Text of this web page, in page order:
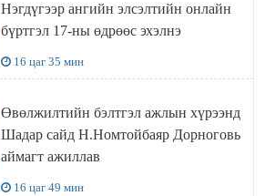
Нэгдүгээр ангийн элсэлтийн онлайн
бүртгэл 17-ны өдрөөс эхэлнэ
16 цаг 35 мин
Өвөлжилтийн бэлтгэл ажлын хүрээнд
Шадар сайд Н.Номтойбаяр Дорноговь
аймагт ажиллав
16 цаг 49 мин